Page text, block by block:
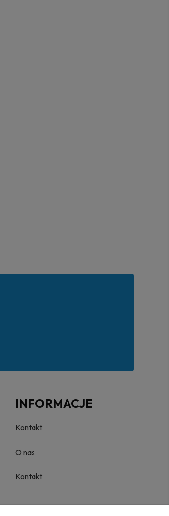
INFORMACJE
Kontakt
O nas
Kontakt